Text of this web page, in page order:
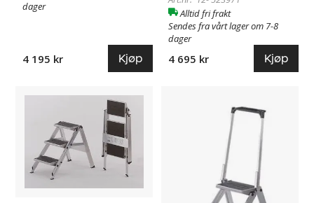
dager
4 195 kr Kjøp
Alltid fri frakt
Sendes fra vårt lager om 7-8
dager
4 695 kr Kjøp
Trappestige
aluminium,
sammenleggbar
Torvald,
aluminiumsstige
med
131016
sammenleggbar
aluminiumsstige